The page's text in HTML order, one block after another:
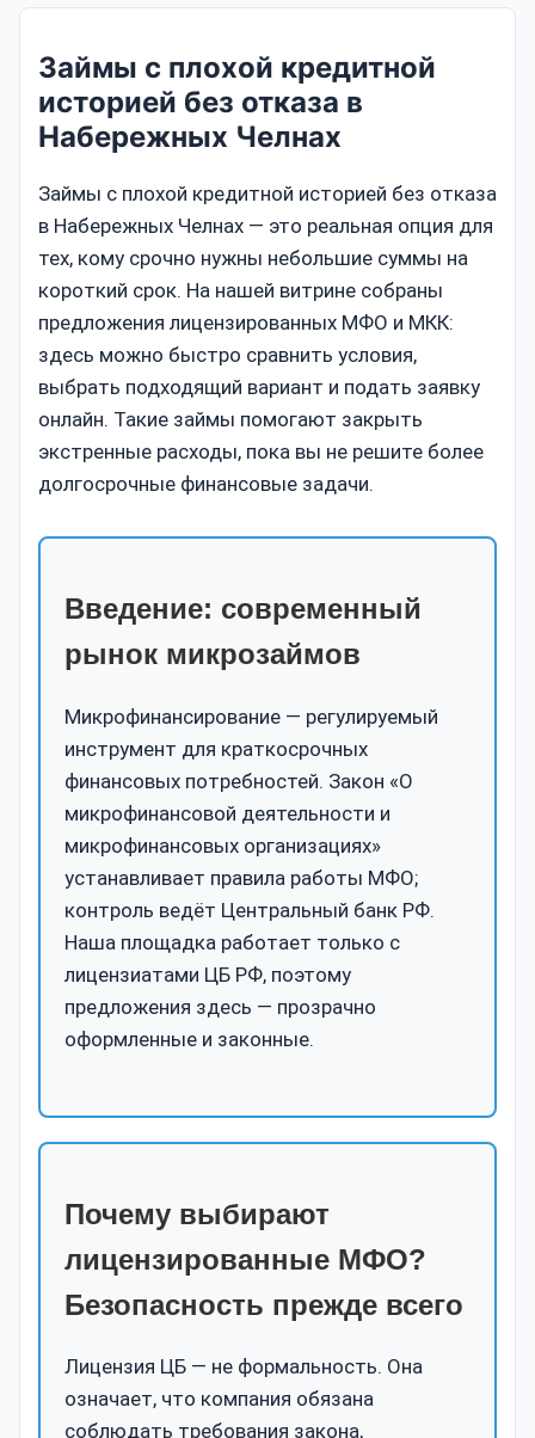
Займы с плохой кредитной
историей без отказа в
Набережных Челнах
Займы с плохой кредитной историей без отказа
в Набережных Челнах — это реальная опция для
тех, кому срочно нужны небольшие суммы на
короткий срок. На нашей витрине собраны
предложения лицензированных МФО и МКК:
здесь можно быстро сравнить условия,
выбрать подходящий вариант и подать заявку
онлайн. Такие займы помогают закрыть
экстренные расходы, пока вы не решите более
долгосрочные финансовые задачи.
Введение: современный
рынок микрозаймов
Микрофинансирование — регулируемый
инструмент для краткосрочных
финансовых потребностей. Закон «О
микрофинансовой деятельности и
микрофинансовых организациях»
устанавливает правила работы МФО;
контроль ведёт Центральный банк РФ.
Наша площадка работает только с
лицензиатами ЦБ РФ, поэтому
предложения здесь — прозрачно
оформленные и законные.
Почему выбирают
лицензированные МФО?
Безопасность прежде всего
Лицензия ЦБ — не формальность. Она
означает, что компания обязана
соблюдать требования закона,